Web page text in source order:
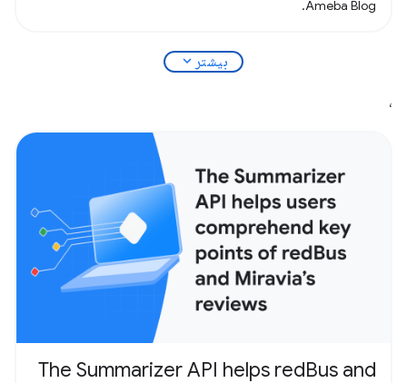
Ameba Blog.
بیشتر expand_more
،
The Summarizer API helps redBus and